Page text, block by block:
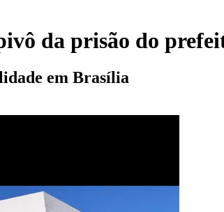
da prisão do
em Brasília